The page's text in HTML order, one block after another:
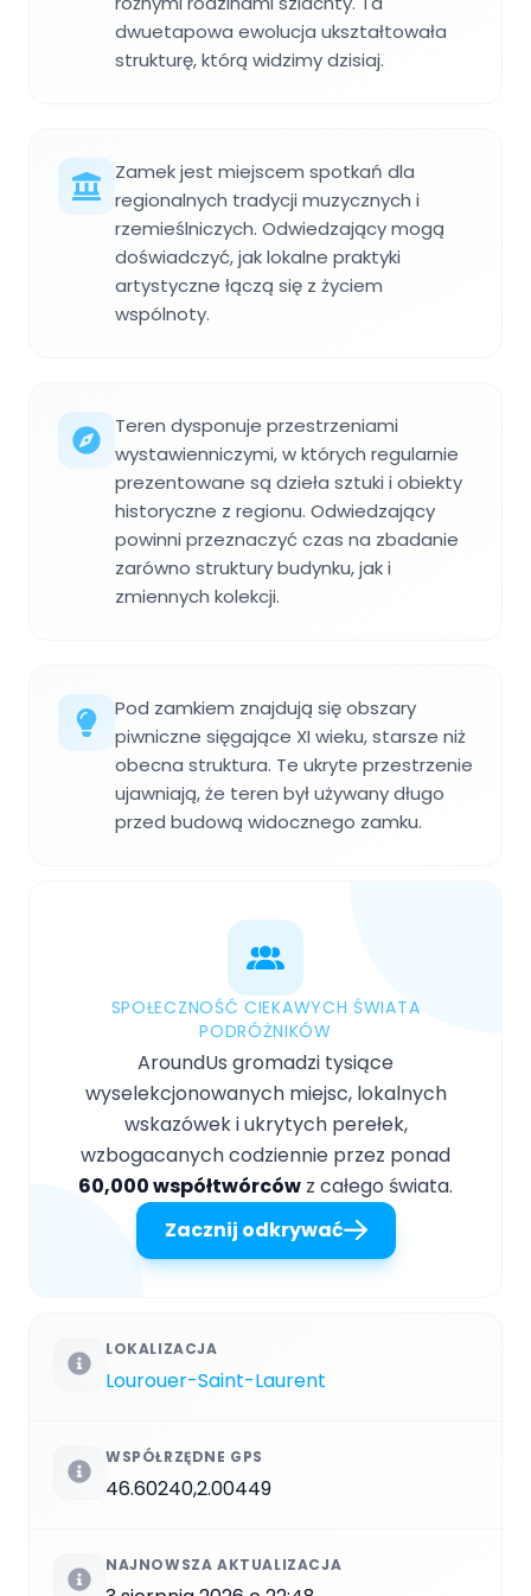
dwuetapowa ewolucja ukształtowała
strukturę, którą widzimy dzisiaj.
Zamek jest miejscem spotkań dla
regionalnych tradycji muzycznych i
rzemieślniczych. Odwiedzający mogą
doświadczyć, jak lokalne praktyki
artystyczne łączą się z życiem
wspólnoty.
Teren dysponuje przestrzeniami
wystawienniczymi, w których regularnie
prezentowane są dzieła sztuki i obiekty
historyczne z regionu. Odwiedzający
powinni przeznaczyć czas na zbadanie
zarówno struktury budynku, jak i
zmiennych kolekcji.
Pod zamkiem znajdują się obszary
piwniczne sięgające XI wieku, starsze niż
obecna struktura. Te ukryte przestrzenie
ujawniają, że teren był używany długo
przed budową widocznego zamku.
SPOŁECZNOŚĆ CIEKAWYCH ŚWIATA
PODRÓŻNIKÓW
AroundUs gromadzi tysiące
wyselekcjonowanych miejsc, lokalnych
wskazówek i ukrytych perełek,
wzbogacanych codziennie przez ponad
60,000 współtwórców z całego świata.
Zacznij odkrywać
LOKALIZACJA
Lourouer-Saint-Laurent
WSPÓŁRZĘDNE GPS
46.60240,2.00449
NAJNOWSZA AKTUALIZACJA